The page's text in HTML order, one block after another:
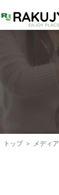
トップ＞ メディア